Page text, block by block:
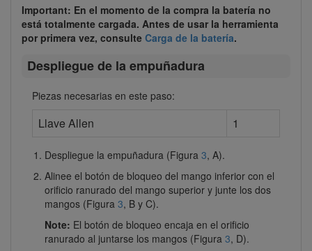
Important: En el momento de la compra la batería no
está totalmente cargada. Antes de usar la herramienta
por primera vez, consulte Carga de la batería.
Despliegue de la empuñadura
Piezas necesarias en este paso:
Llave Allen 1
Despliegue la empuñadura (Figura 3, A).
Alinee el botón de bloqueo del mango inferior con el
orificio ranurado del mango superior y junte los dos
mangos (Figura 3, B y C).
Note: El botón de bloqueo encaja en el orificio
ranurado al juntarse los mangos (Figura 3, D).